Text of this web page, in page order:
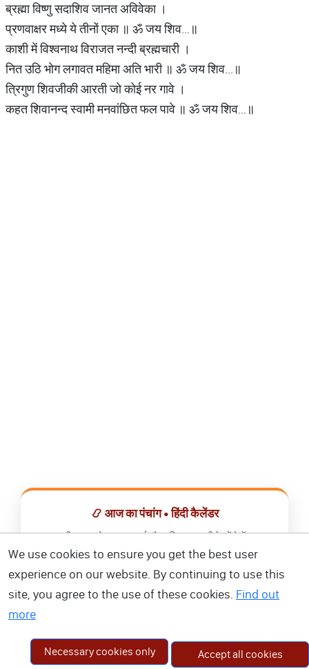
ब्रह्मा विष्णु सदाशिव जानत अविवेका ।
प्रणवाक्षर मध्ये ये तीनों एका ॥ ॐ जय शिव...॥
काशी में विश्वनाथ विराजत नन्दी ब्रह्मचारी ।
नित उठि भोग लगावत महिमा अति भारी ॥ ॐ जय शिव...॥
त्रिगुण शिवजीकी आरती जो कोई नर गावे ।
कहत शिवानन्द स्वामी मनवांछित फल पावे ॥ ॐ जय शिव...॥
📿 आज का पंचांग • हिंदी कैलेंडर
सभी व्रत, त्योहार, शुभ मुहूर्त और राशिफल एक ही ऐप में देखें।
📅 हिंदी कैलेंडर ऐप डाउनलोड करें
We use cookies to ensure you get the best user
experience on our website. By continuing to use this
site, you agree to the use of these cookies. Find out
more
Necessary cookies only Accept all cookies